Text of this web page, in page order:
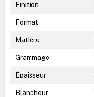
Finition
Format
Matière
Grammage
Épaisseur
Blancheur